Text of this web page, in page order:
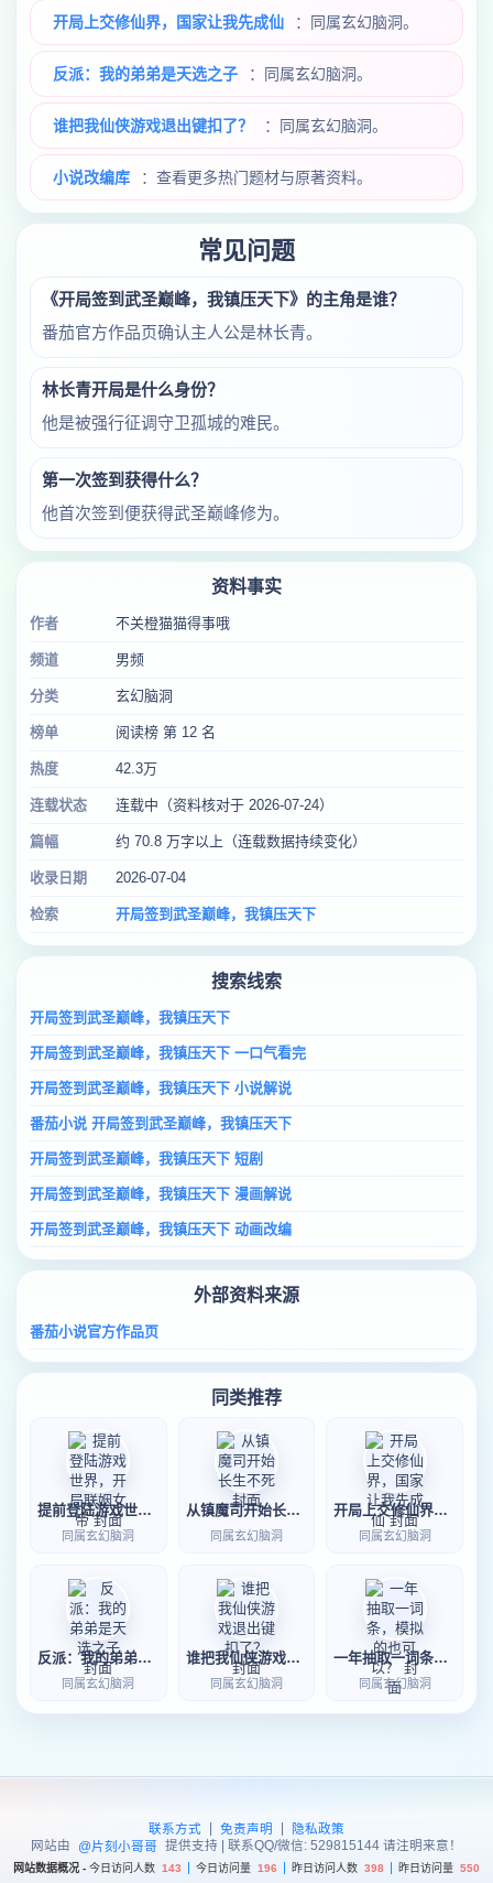
开局上交修仙界，国家让我先成仙 ：同属玄幻脑洞。
反派：我的弟弟是天选之子 ：同属玄幻脑洞。
谁把我仙侠游戏退出键扣了？ ：同属玄幻脑洞。
小说改编库 ：查看更多热门题材与原著资料。
常见问题
《开局签到武圣巅峰，我镇压天下》的主角是谁？
番茄官方作品页确认主人公是林长青。
林长青开局是什么身份？
他是被强行征调守卫孤城的难民。
第一次签到获得什么？
他首次签到便获得武圣巅峰修为。
资料事实
作者 不关橙猫猫得事哦
频道 男频
分类 玄幻脑洞
榜单 阅读榜 第 12 名
热度 42.3万
连载状态 连载中（资料核对于 2026-07-24）
篇幅 约 70.8 万字以上（连载数据持续变化）
收录日期 2026-07-04
检索 开局签到武圣巅峰，我镇压天下
搜索线索
开局签到武圣巅峰，我镇压天下
开局签到武圣巅峰，我镇压天下 一口气看完
开局签到武圣巅峰，我镇压天下 小说解说
番茄小说 开局签到武圣巅峰，我镇压天下
开局签到武圣巅峰，我镇压天下 短剧
开局签到武圣巅峰，我镇压天下 漫画解说
开局签到武圣巅峰，我镇压天下 动画改编
外部资料来源
番茄小说官方作品页
同类推荐
提前登陆游戏世界，开局联姻女帝
同属玄幻脑洞
从镇魔司开始长生不死
同属玄幻脑洞
开局上交修仙界，国家让我先成仙
同属玄幻脑洞
反派：我的弟弟是天选之子
同属玄幻脑洞
谁把我仙侠游戏退出键扣了？
同属玄幻脑洞
一年抽取一词条，模拟的也可以？
同属玄幻脑洞
联系方式 | 免责声明 |
隐私政策
网站由
@片刻小哥哥 提供支持 | 联系QQ/微信: 529815144 请注明来意！
网站数据概况 - 今日访问人数 143 今日访问量 196 昨日访问人数 398 昨日访问量 550